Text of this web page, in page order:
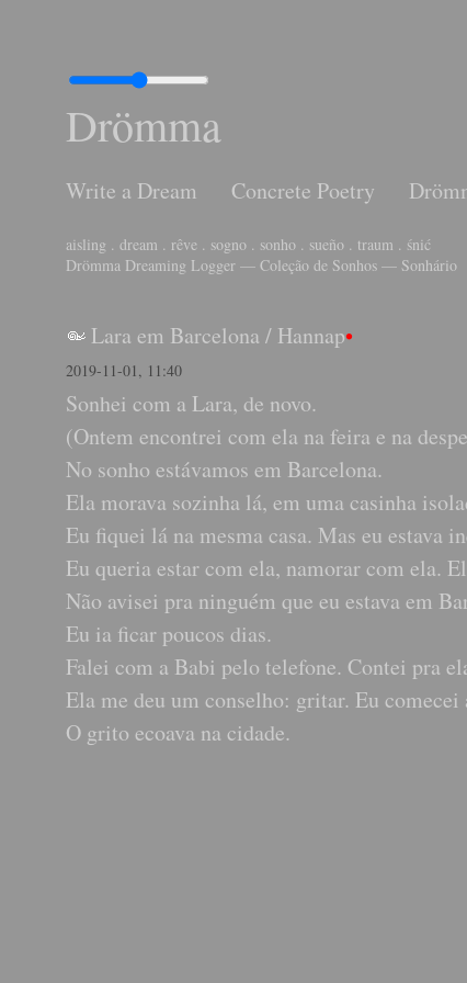
Drömma
Write a Dream Concrete Poetry
aisling . dream . rêve . sogno . sonho . sueño . traum . śnić
Drömma Dreaming Logger — Coleção de Sonhos — Sonhário
Lara em Barcelona / Hannap•
2019-11-01, 11:40
Sonhei com a Lara, de novo.
(Ontem encontrei com ela na feira e na
No sonho estávamos em Barcelona.
Ela morava sozinha lá, em uma casinha
Eu fiquei lá na mesma casa. Mas eu estava
Eu queria estar com ela, namorar com ela.
Não avisei pra ninguém que eu estava em
Eu ia ficar poucos dias.
Falei com a Babi pelo telefone. Contei pra
Ela me deu um conselho: gritar. Eu
O grito ecoava na cidade.